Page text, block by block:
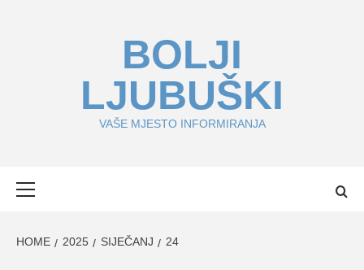
BOLJI
LJUBUŠKI
VAŠE MJESTO INFORMIRANJA
HOME 2025 SIJEČANJ 24